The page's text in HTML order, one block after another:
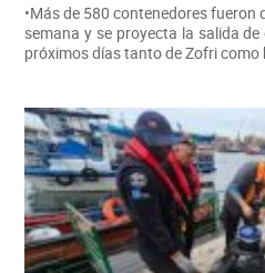
•Más de 580 contenedores
semana y se proyecta la salida
próximos días tanto de Zofri como